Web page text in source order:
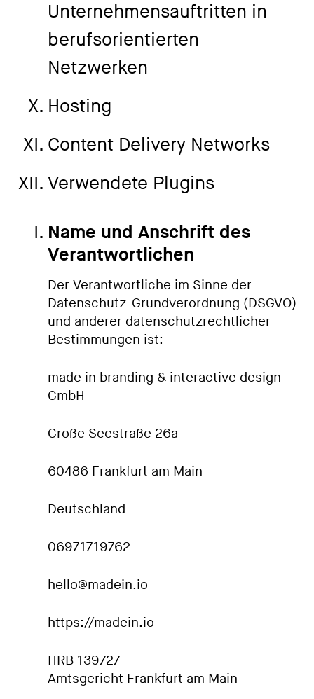
Unternehmensauftritten in
berufsorientierten
Netzwerken
Hosting
Content Delivery Networks
Verwendete Plugins
Name und Anschrift des
Verantwortlichen
Der Verantwortliche im Sinne der
Datenschutz-Grundverordnung (DSGVO)
und anderer datenschutzrechtlicher
Bestimmungen ist:
made in branding & interactive design
GmbH
Große Seestraße 26a
60486 Frankfurt am Main
Deutschland
06971719762
hello@madein.io
https://madein.io
HRB 139727
Amtsgericht Frankfurt am Main